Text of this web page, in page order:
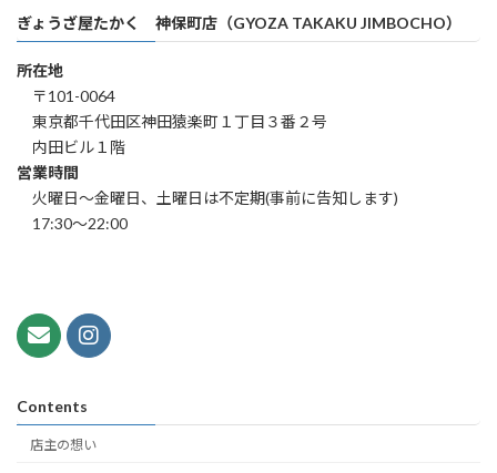
ぎょうざ屋たかく 神保町店（GYOZA TAKAKU JIMBOCHO）
所在地
〒101-0064
東京都千代田区神田猿楽町１丁目３番２号
内田ビル１階
営業時間
火曜日～金曜日、土曜日は不定期(事前に告知します)
17:30～22:00
Contents
店主の想い